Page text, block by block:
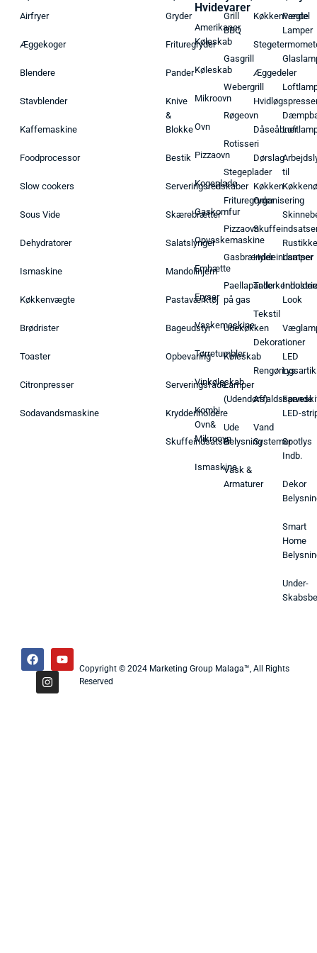
Airfryer
Æggekoger
Blendere
Stavblender
Kaffemaskine
Foodprocessor
Slow cookers
Sous Vide
Dehydratorer
Ismaskine
Køkkenvægte
Brødrister
Toaster
Citronpresser
Sodavandsmaskine
Gryder
Frituregryder
Pander
Knive
&
Blokke
Bestik
Serveringsredskaber
Skærebrætter
Salatslynger
Mandolinjern
Pastaværktøj
Bageudstyr
Opbevaring
Serveringsfade
Krydderiholdere
Skuffeindsatser
Hvidevarer
Amerikaner
Køleskab
Køleskab
Mikroovn
Ovn
Pizzaovn
Kogeplade
Gaskomfur
Opvaskemaskine
Emhætte
Fryser
Vaskemaskine
Tørretumbler
Vinkøleskab
Kombi
Ovn&
Mikroovn
Ismaskine
Grill
BBQ
Gasgrill
Webergrill
Røgeovn
Rotisseri
Stegeplader
Frituregryder
Pizzaovn
Gasbrænder
Paellapande
på gas
Udekøkken
Køleskab
Lamper
(Udendørs)
Ude
Belysning
Vask &
Armaturer
Køkkenvægte
Æggedeler
Dåseåbner
Dørslag
Køkken
Organisering
Hyldeindsatser
Tekstil
Dekorationer
Affaldsspande
Vand
Systemer
Pendel
Lamper
til
Rustikke
Lamper
Look
LED
Lys
LED-
Spotlys
Indb.
Dekor
Smart
Home
Under-
Copyright © 2024 Marketing Group Malaga™, All Rights
Reserved